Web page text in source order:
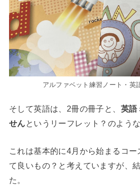
アルファベット練習ノート・英
そして英語は、2冊の冊子と、 英語
せん というリーフレット？のよう
これは基本的に4月から始まるコ
て良いもの？と考えていますが、
た。